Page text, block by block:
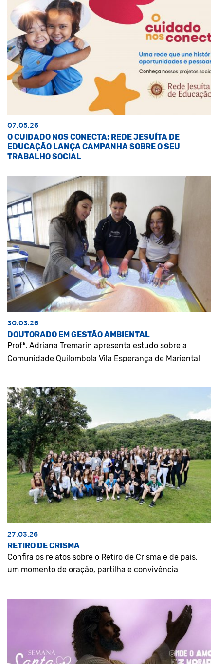
07.05.26
O CUIDADO NOS CONECTA: REDE JESUÍTA DE
EDUCAÇÃO LANÇA CAMPANHA SOBRE O SEU
TRABALHO SOCIAL
30.03.26
DOUTORADO EM GESTÃO AMBIENTAL
Profª. Adriana Tremarin apresenta estudo sobre a
Comunidade Quilombola Vila Esperança de Mariental
27.03.26
RETIRO DE CRISMA
Confira os relatos sobre o Retiro de Crisma e de pais,
um momento de oração, partilha e convivência